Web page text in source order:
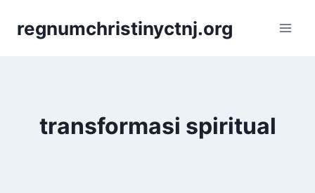
regnumchristinyctnj.org
transformasi spiritual